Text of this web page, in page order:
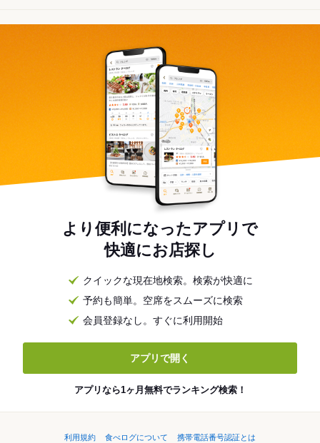
より便利になったアプリで
快適にお店探し
クイックな現在地検索。検索が快適に
予約も簡単。空席をスムーズに検索
会員登録なし。すぐに利用開始
アプリで開く
アプリなら1ヶ月無料でランキング検索！
利用規約 食べログについて
携帯電話番号認証とは